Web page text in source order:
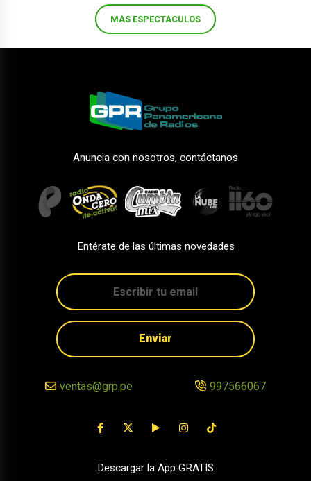
MÁS ESPECTÁCULOS
Anuncia con nosotros, contáctanos
Entérate de las últimas novedades
Enviar
ventas@grp.pe 997566067
Descargar la App GRATIS